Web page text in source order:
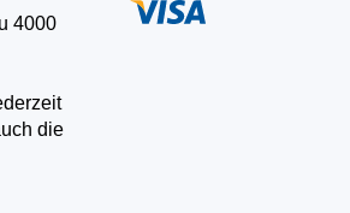
4000
die